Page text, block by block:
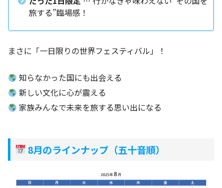
旅する”臨場感！
まさに「一日限りの世界フェスティバル」！
知らなかった国にも出会える
新しい文化に心が震える
家族みんなで未来を旅する思い出になる
8月のラインナップ（五十音順）